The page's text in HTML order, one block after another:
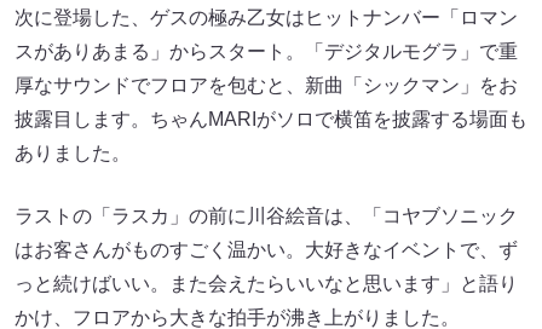
次に登場した、ゲスの極み乙女はヒットナンバー「ロマン
スがありあまる」からスタート。「デジタルモグラ」で重
厚なサウンドでフロアを包むと、新曲「シックマン」をお
披露目します。ちゃんMARIがソロで横笛を披露する場面も
ありました。
ラストの「ラスカ」の前に川谷絵音は、「コヤブソニック
はお客さんがものすごく温かい。大好きなイベントで、ず
っと続けばいい。また会えたらいいなと思います」と語り
かけ、フロアから大きな拍手が沸き上がりました。